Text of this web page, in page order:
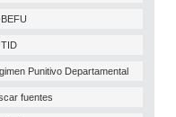
Punitivo Departamental
fuentes